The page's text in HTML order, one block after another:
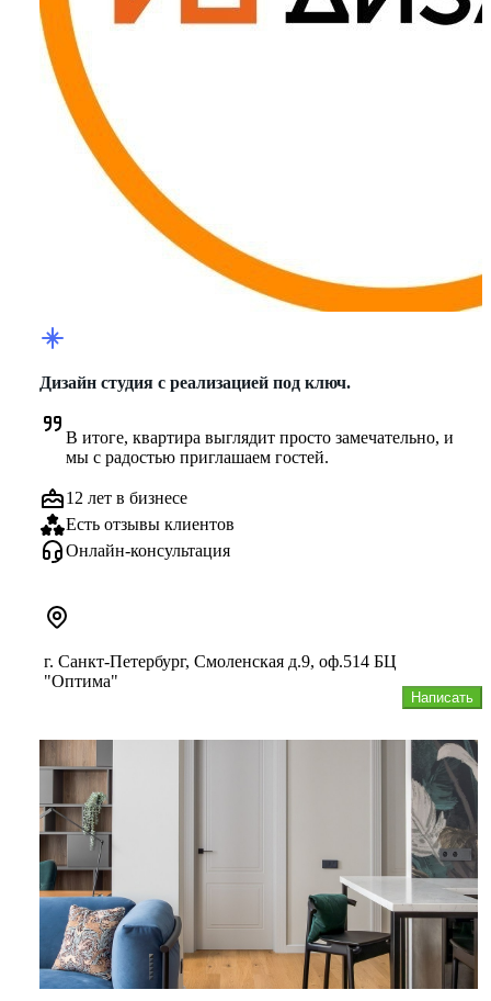
Дизайн студия с реализацией под ключ.
В итоге, квартира выглядит просто замечательно, и
мы с радостью приглашаем гостей.
12 лет в бизнесе
Есть отзывы клиентов
Онлайн-консультация
Написать
г. Санкт-Петербург, Смоленская д.9, оф.514 БЦ
"Оптима"